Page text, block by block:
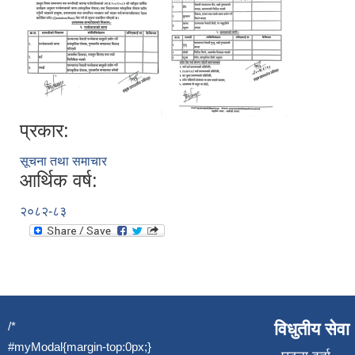
प्रकार:
सूचना तथा समाचार
आर्थिक वर्ष:
२०८२-८३
/*
#myModal{margin-top:0px;}
विधुतीय सेवा